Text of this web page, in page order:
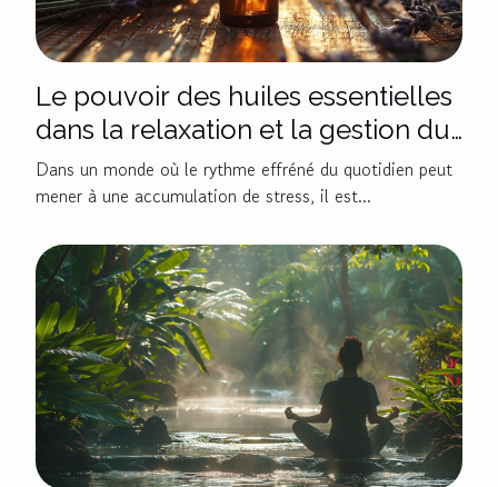
Le pouvoir des huiles essentielles
dans la relaxation et la gestion du
stress
Dans un monde où le rythme effréné du quotidien peut
mener à une accumulation de stress, il est...